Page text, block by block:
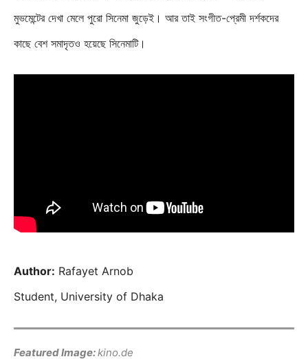
মুভমেন্টের দেখা মেলে পুরো সিনেমা জুড়েই। আর তাই সংগীত-প্রেমী দর্শকদের
কাছে বেশ সমাদৃতও হয়েছে সিনেমাটি।
Author: Rafayet Arnob
Student, University of Dhaka
Featured Image:kino.de